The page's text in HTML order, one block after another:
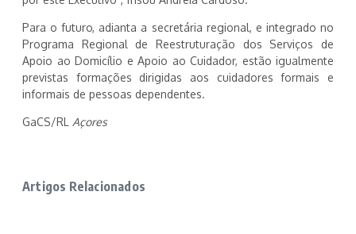
Para o futuro, adianta a secretária regional, e integrado no
Programa Regional de Reestruturação dos Serviços de
Apoio ao Domicílio e Apoio ao Cuidador, estão igualmente
previstas formações dirigidas aos cuidadores formais e
informais de pessoas dependentes.
GaCS/RL Açores
Artigos Relacionados